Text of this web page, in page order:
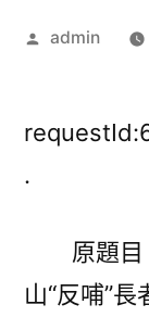
作
admin
.
原題
山“反哺”長